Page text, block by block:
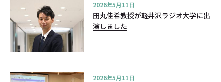
2026年5月11日
田丸佳希教授が軽井沢ラジオ大学に出
演しました
2026年5月11日